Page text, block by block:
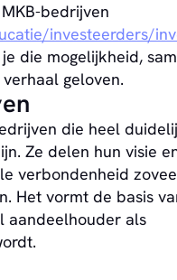
bedrijven
investeerders/
die mogelijkheid,
geloven.
die heel
Ze delen hun visie
verbondenheid
Het vormt de basis
aandeelhouder als